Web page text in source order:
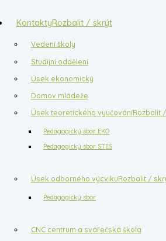
KontaktyRozbalit / skrýt
Vedení školy
Studijní oddělení
Úsek ekonomický
Domov mládeže
Úsek teoretického vyučováníRozbalit
Pedagogický sbor EKO
Pedagogický sbor STES
Úsek odborného výcvikuRozbalit /
Pedagogický sbor
CNC centrum a svářečská škola